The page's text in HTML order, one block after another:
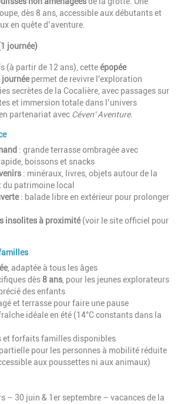
dès 8 ans, accessible aux débutants et
en quête d’aventure.
journée)
(à partir de 12 ans), cetteépopée
permet de revivre l'exploration
secrètes de la Cocalière, avec passages sur
et immersion totale dans l’univers
partenariat avec Céven' Aventure.
: grande terrasse ombragée avec
boissons et snacks
: minéraux, livres, objets autour de la
du patrimoine local
: balade libre en extérieur pour prolonger
insolites à proximité(voir le site officiel pour
, adaptée à tous les âges
dès8 ans , pour les jeunes explorateurs
des enfants
et terrasse pour faire une pause
idéale en été (14°C constants dans la
et forfaits familles disponibles
pour les personnes à mobilité réduite
aux poussettes ni aux animaux)
– 30 juin & 1er septembre – vacances de la